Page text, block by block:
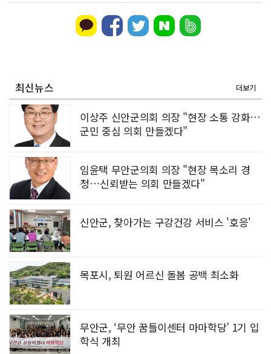
[사설]가뭄 피해 현실화…철저한 대책마련 중요
[사설]강진 병영면 ‘도시재생 성공모델’된 이유
최신뉴스 더보기
이상주 신안군의회 의장 "현장 소통 강화…
군민 중심 의회 만들겠다"
임윤택 무안군의회 의장 "현장 목소리 경
청…신뢰받는 의회 만들겠다"
신안군, 찾아가는 구강건강 서비스 '호응'
목포시, 퇴원 어르신 돌봄 공백 최소화
무안군, ‘무안 꿈틀이센터 마마학당’ 1기 입
학식 개최